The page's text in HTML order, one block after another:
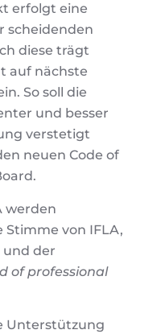
erfolgt eine
scheidenden
diese trägt
auf nächste
So soll die
und besser
verstetigt
neuen Code of
werden
von IFLA,
und der
of professional
Unterstützung